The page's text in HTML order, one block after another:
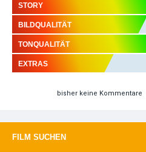
STORY
BILDQUALITÄT
TONQUALITÄT
EXTRAS
bisher keine Kommentare
FILM SUCHEN